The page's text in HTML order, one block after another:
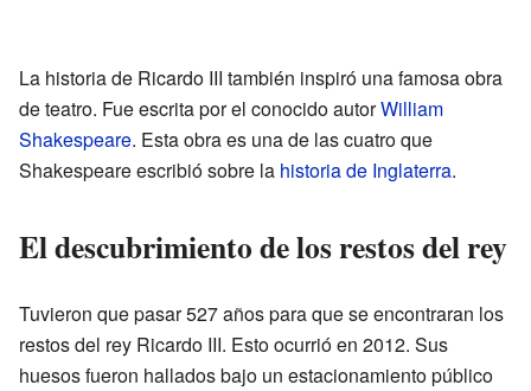
La historia de Ricardo III también inspiró una famosa obra
de teatro. Fue escrita por el conocido autorWilliam
Shakespeare. Esta obra es una de las cuatro que
Shakespeare escribió sobre la historia de Inglaterra.
El descubrimiento de los restos del rey
Tuvieron que pasar 527 años para que se encontraran los
restos del rey Ricardo III. Esto ocurrió en 2012. Sus
huesos fueron hallados bajo un estacionamiento público